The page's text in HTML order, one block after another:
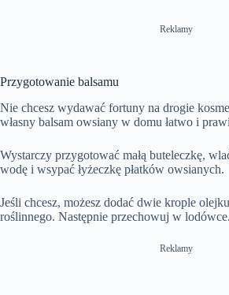
Reklamy
Przygotowanie balsamu
Nie chcesz wydawać fortuny na drogie
własny balsam owsiany w domu łatwo i
Wystarczy przygotować małą buteleczkę,
wodę i wsypać łyżeczkę płatków owsianych.
Jeśli chcesz, możesz dodać dwie krople
roślinnego. Następnie przechowuj w lodówce.
Reklamy